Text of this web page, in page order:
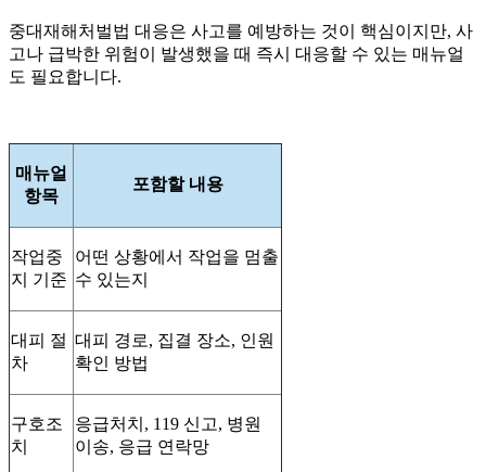
중대재해처벌법 대응은 사고를 예방하는 것이 핵심이지만, 사
고나 급박한 위험이 발생했을 때 즉시 대응할 수 있는 매뉴얼
도 필요합니다.
매뉴얼
항목
포함할 내용
작업중
지 기준
어떤 상황에서 작업을 멈출
수 있는지
대피 절
차
대피 경로, 집결 장소, 인원
확인 방법
구호조
치
응급처치, 119 신고, 병원
이송, 응급 연락망